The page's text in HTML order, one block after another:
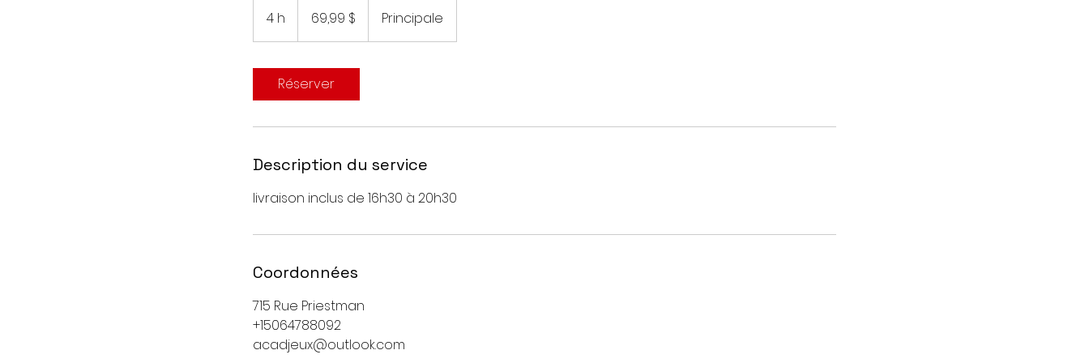
4 h
h
69,99 $ Principale
Réserver
Description du service
livraison inclus de 16h30 à 20h30
Coordonnées
715 Rue Priestman
+15064788092
acadjeux@outlook.com